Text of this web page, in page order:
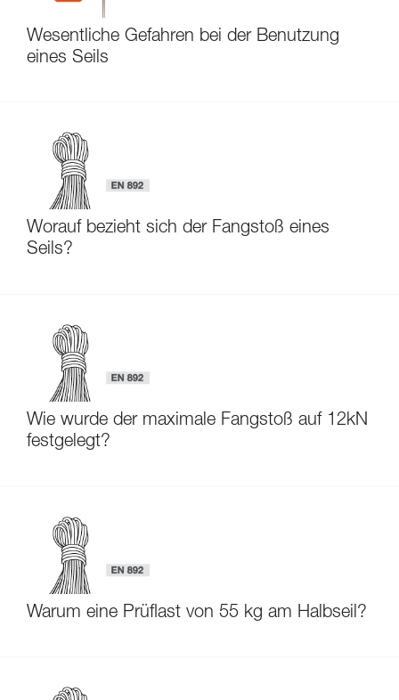
Wesentliche Gefahren bei der Benutzung
eines Seils
Worauf bezieht sich der Fangstoß eines
Seils?
Wie wurde der maximale Fangstoß auf 12kN
festgelegt?
Warum eine Prüflast von 55 kg am Halbseil?